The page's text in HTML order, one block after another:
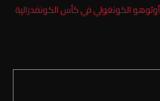
أوتوهو الكونغولي في كأس الكونفدرالية